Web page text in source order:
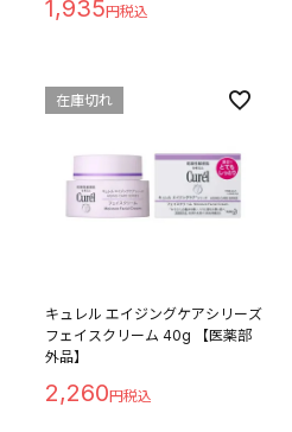
1,935
キュレル エイジングケアシリーズ
フェイスクリーム 40g 【医薬部
外品】
2,260
在庫切れ